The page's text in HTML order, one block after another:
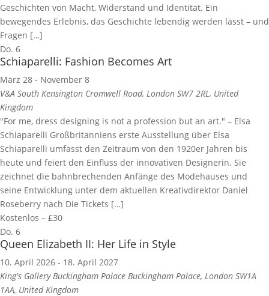
Geschichten von Macht, Widerstand und Identität. Ein
bewegendes Erlebnis, das Geschichte lebendig werden lässt – und
Fragen […]
Do. 6
Schiaparelli: Fashion Becomes Art
März 28 - November 8
V&A South Kensington Cromwell Road, London SW7 2RL, United
Kingdom
"For me, dress designing is not a profession but an art." – Elsa
Schiaparelli Großbritanniens erste Ausstellung über Elsa
Schiaparelli umfasst den Zeitraum von den 1920er Jahren bis
heute und feiert den Einfluss der innovativen Designerin. Sie
zeichnet die bahnbrechenden Anfänge des Modehauses und
seine Entwicklung unter dem aktuellen Kreativdirektor Daniel
Roseberry nach Die Tickets […]
Kostenlos – £30
Do. 6
Queen Elizabeth II: Her Life in Style
10. April 2026 - 18. April 2027
King's Gallery Buckingham Palace Buckingham Palace, London SW1A
1AA, United Kingdom